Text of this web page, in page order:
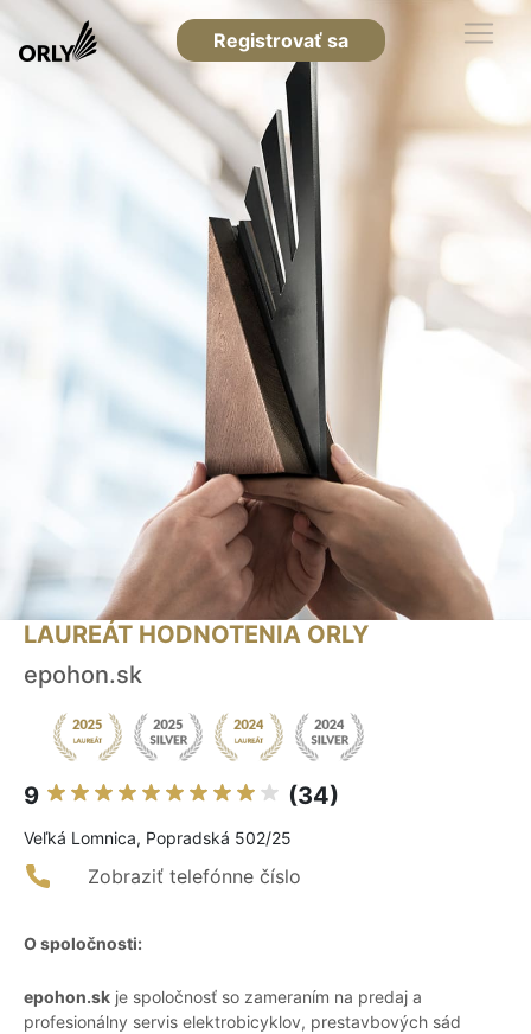
Registrovať sa
LAUREÁT HODNOTENIA ORLY
epohon.sk
9 (34)
Veľká Lomnica, Popradská 502/25
Zobraziť telefónne číslo
O spoločnosti:
epohon.sk je spoločnosť so zameraním na predaj a
profesionálny servis elektrobicyklov, prestavbových sád